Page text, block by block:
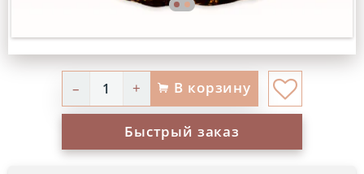
– + В корзину
Быстрый заказ